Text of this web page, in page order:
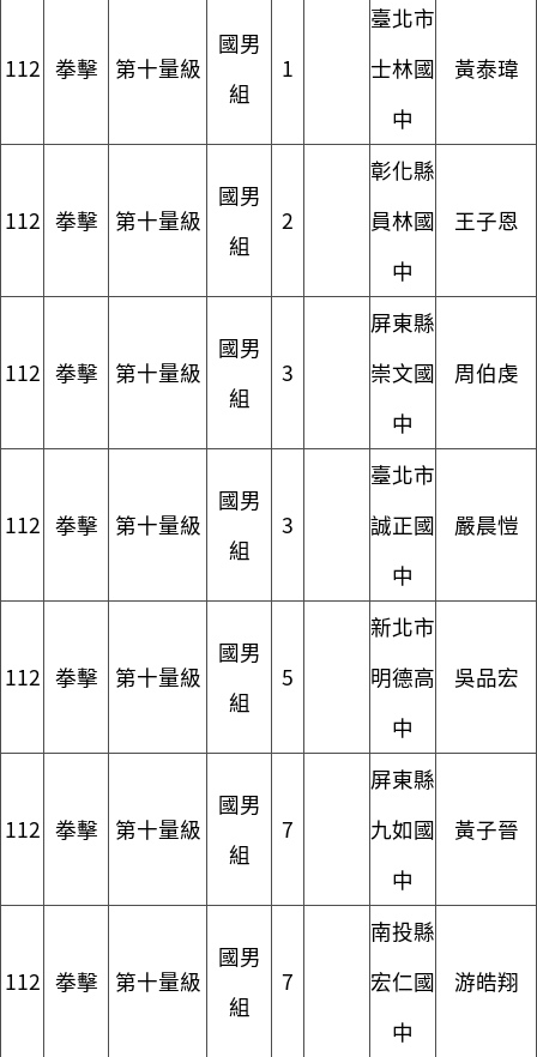
112 拳擊 第十量級
國男
組
1
臺北市
士林國
中
黃泰瑋
112 拳擊 第十量級
國男
組
2
彰化縣
員林國
中
王子恩
112 拳擊 第十量級
國男
組
3
屏東縣
崇文國
中
周伯虔
112 拳擊 第十量級
國男
組
3
臺北市
誠正國
中
嚴晨愷
112 拳擊 第十量級
國男
組
5
新北市
明德高
中
吳品宏
112 拳擊 第十量級
國男
組
7
屏東縣
九如國
中
黃子晉
112 拳擊 第十量級
國男
組
7
南投縣
宏仁國
中
游皓翔